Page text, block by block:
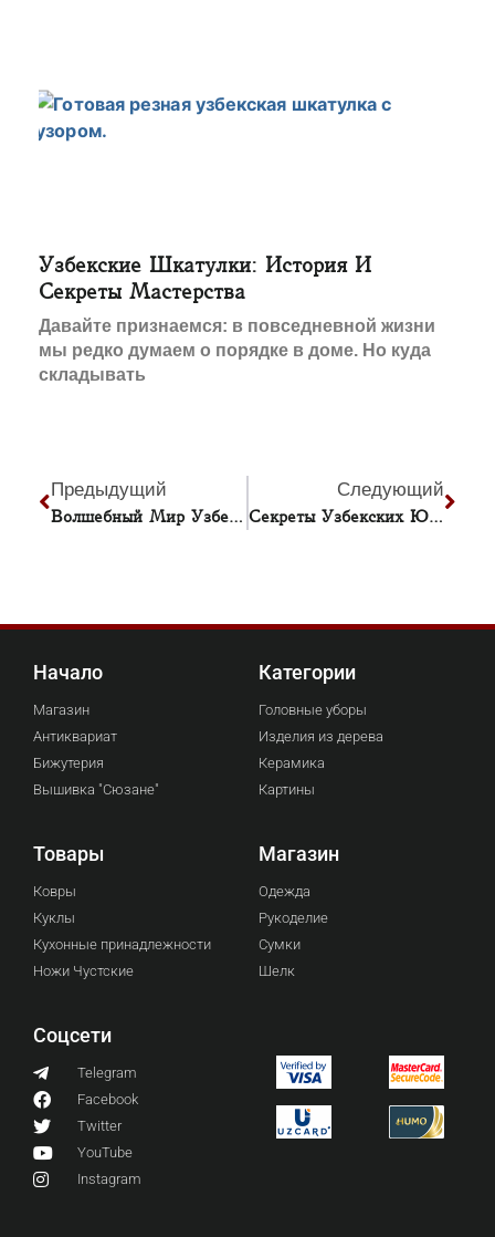
Узбекские Шкатулки: История И
Секреты Мастерства
Давайте признаемся: в повседневной жизни
мы редко думаем о порядке в доме. Но куда
складывать
Предыдущий
Волшебный Мир Узбекских Кукол: Искусство, Уходящее Корнями В Историю
Следующий
Секреты Узбекских Ювелиров: Почему Их Украшения Приносят Удачу?
Начало
Магазин
Антиквариат
Бижутерия
Вышивка "Сюзане"
Категории
Головные уборы
Изделия из дерева
Керамика
Картины
Товары
Ковры
Куклы
Кухонные принадлежности
Ножи Чустские
Магазин
Одежда
Рукоделие
Сумки
Шелк
Соцсети
Telegram
Facebook
Twitter
YouTube
Instagram